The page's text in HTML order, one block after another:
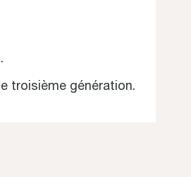
troisième génération.